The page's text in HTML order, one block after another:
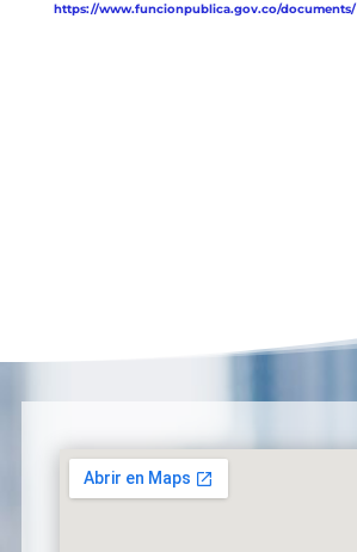
https://www.funcionpublica.gov.co/documents/